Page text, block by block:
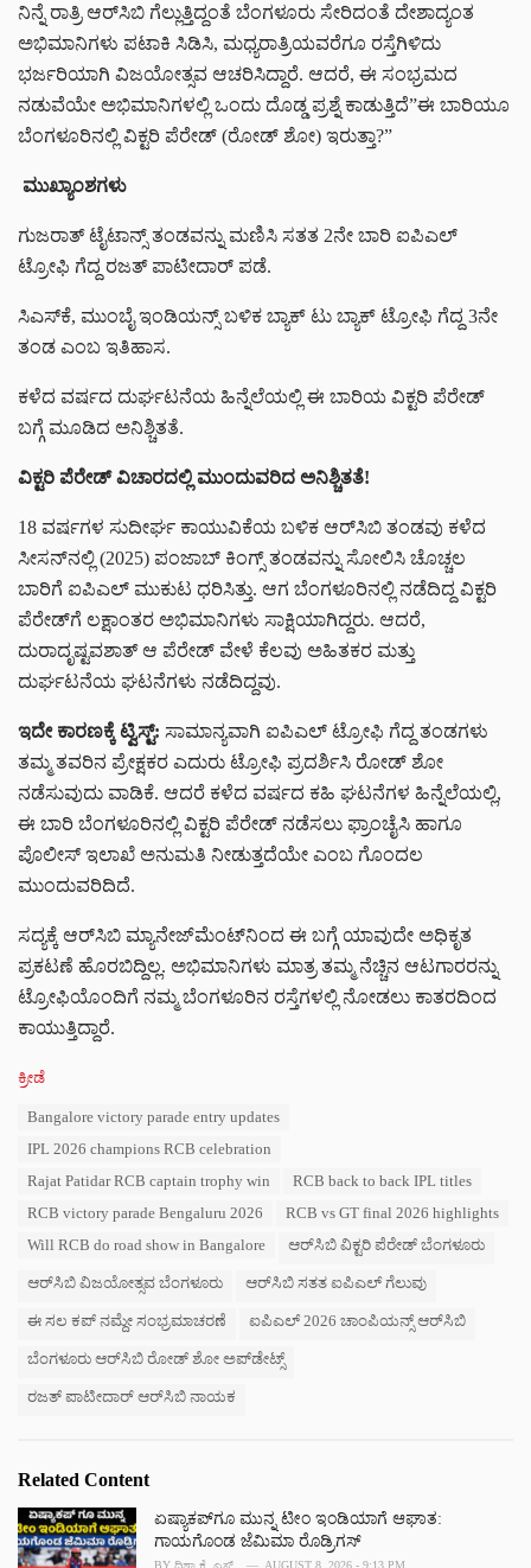
ನಿನ್ನೆ ರಾತ್ರಿ ಆರ್‌ಸಿಬಿ ಗೆಲ್ಲುತ್ತಿದ್ದಂತೆ ಬೆಂಗಳೂರು ಸೇರಿದಂತೆ ದೇಶಾದ್ಯಂತ
ಅಭಿಮಾನಿಗಳು ಪಟಾಕಿ ಸಿಡಿಸಿ, ಮಧ್ಯರಾತ್ರಿಯವರೆಗೂ ರಸ್ತೆಗಿಳಿದು
ಭರ್ಜರಿಯಾಗಿ ವಿಜಯೋತ್ಸವ ಆಚರಿಸಿದ್ದಾರೆ. ಆದರೆ, ಈ ಸಂಭ್ರಮದ
ನಡುವೆಯೇ ಅಭಿಮಾನಿಗಳಲ್ಲಿ ಒಂದು ದೊಡ್ಡ ಪ್ರಶ್ನೆ ಕಾಡುತ್ತಿದೆ”ಈ ಬಾರಿಯೂ
ಬೆಂಗಳೂರಿನಲ್ಲಿ ವಿಕ್ಟರಿ ಪೆರೇಡ್ (ರೋಡ್ ಶೋ) ಇರುತ್ತಾ?”
ಮುಖ್ಯಾಂಶಗಳು
ಗುಜರಾತ್ ಟೈಟಾನ್ಸ್ ತಂಡವನ್ನು ಮಣಿಸಿ ಸತತ 2ನೇ ಬಾರಿ ಐಪಿಎಲ್
ಟ್ರೋಫಿ ಗೆದ್ದ ರಜತ್ ಪಾಟೀದಾರ್ ಪಡೆ.
ಸಿಎಸ್‌ಕೆ, ಮುಂಬೈ ಇಂಡಿಯನ್ಸ್ ಬಳಿಕ ಬ್ಯಾಕ್ ಟು ಬ್ಯಾಕ್ ಟ್ರೋಫಿ ಗೆದ್ದ 3ನೇ
ತಂಡ ಎಂಬ ಇತಿಹಾಸ.
ಕಳೆದ ವರ್ಷದ ದುರ್ಘಟನೆಯ ಹಿನ್ನೆಲೆಯಲ್ಲಿ ಈ ಬಾರಿಯ ವಿಕ್ಟರಿ ಪೆರೇಡ್
ಬಗ್ಗೆ ಮೂಡಿದ ಅನಿಶ್ಚಿತತೆ.
ವಿಕ್ಟರಿ ಪೆರೇಡ್ ವಿಚಾರದಲ್ಲಿ ಮುಂದುವರಿದ ಅನಿಶ್ಚಿತತೆ!
18 ವರ್ಷಗಳ ಸುದೀರ್ಘ ಕಾಯುವಿಕೆಯ ಬಳಿಕ ಆರ್‌ಸಿಬಿ ತಂಡವು ಕಳೆದ
ಸೀಸನ್‌ನಲ್ಲಿ (2025) ಪಂಜಾಬ್ ಕಿಂಗ್ಸ್ ತಂಡವನ್ನು ಸೋಲಿಸಿ ಚೊಚ್ಚಲ
ಬಾರಿಗೆ ಐಪಿಎಲ್ ಮುಕುಟ ಧರಿಸಿತ್ತು. ಆಗ ಬೆಂಗಳೂರಿನಲ್ಲಿ ನಡೆದಿದ್ದ ವಿಕ್ಟರಿ
ಪೆರೇಡ್‌ಗೆ ಲಕ್ಷಾಂತರ ಅಭಿಮಾನಿಗಳು ಸಾಕ್ಷಿಯಾಗಿದ್ದರು. ಆದರೆ,
ದುರಾದೃಷ್ಟವಶಾತ್ ಆ ಪೆರೇಡ್ ವೇಳೆ ಕೆಲವು ಅಹಿತಕರ ಮತ್ತು
ದುರ್ಘಟನೆಯ ಘಟನೆಗಳು ನಡೆದಿದ್ದವು.
ಇದೇ ಕಾರಣಕ್ಕೆ ಟ್ವಿಸ್ಟ್: ಸಾಮಾನ್ಯವಾಗಿ ಐಪಿಎಲ್ ಟ್ರೋಫಿ ಗೆದ್ದ ತಂಡಗಳು
ತಮ್ಮ ತವರಿನ ಪ್ರೇಕ್ಷಕರ ಎದುರು ಟ್ರೋಫಿ ಪ್ರದರ್ಶಿಸಿ ರೋಡ್ ಶೋ
ನಡೆಸುವುದು ವಾಡಿಕೆ. ಆದರೆ ಕಳೆದ ವರ್ಷದ ಕಹಿ ಘಟನೆಗಳ ಹಿನ್ನೆಲೆಯಲ್ಲಿ,
ಈ ಬಾರಿ ಬೆಂಗಳೂರಿನಲ್ಲಿ ವಿಕ್ಟರಿ ಪೆರೇಡ್ ನಡೆಸಲು ಫ್ರಾಂಚೈಸಿ ಹಾಗೂ
ಪೊಲೀಸ್ ಇಲಾಖೆ ಅನುಮತಿ ನೀಡುತ್ತದೆಯೇ ಎಂಬ ಗೊಂದಲ
ಮುಂದುವರಿದಿದೆ.
ಸದ್ಯಕ್ಕೆ ಆರ್‌ಸಿಬಿ ಮ್ಯಾನೇಜ್‌ಮೆಂಟ್‌ನಿಂದ ಈ ಬಗ್ಗೆ ಯಾವುದೇ ಅಧಿಕೃತ
ಪ್ರಕಟಣೆ ಹೊರಬಿದ್ದಿಲ್ಲ. ಅಭಿಮಾನಿಗಳು ಮಾತ್ರ ತಮ್ಮ ನೆಚ್ಚಿನ ಆಟಗಾರರನ್ನು
ಟ್ರೋಫಿಯೊಂದಿಗೆ ನಮ್ಮ ಬೆಂಗಳೂರಿನ ರಸ್ತೆಗಳಲ್ಲಿ ನೋಡಲು ಕಾತರದಿಂದ
ಕಾಯುತ್ತಿದ್ದಾರೆ.
C
ಕ್ರೀಡೆ
Bangalore victory parade entry updates
IPL 2026 champions RCB celebration
Rajat Patidar RCB captain trophy win
RCB back to back IPL titles
RCB victory parade Bengaluru 2026
RCB vs GT final 2026 highlights
Will RCB do road show in Bangalore
ಆರ್‌ಸಿಬಿ ವಿಕ್ಟರಿ ಪೆರೇಡ್ ಬೆಂಗಳೂರು
ಆರ್‌ಸಿಬಿ ವಿಜಯೋತ್ಸವ ಬೆಂಗಳೂರು ಆರ್‌ಸಿಬಿ ಸತತ ಐಪಿಎಲ್ ಗೆಲುವು
ಈ ಸಲ ಕಪ್ ನಮ್ದೇ ಸಂಭ್ರಮಾಚರಣೆ ಐಪಿಎಲ್ 2026 ಚಾಂಪಿಯನ್ಸ್ ಆರ್‌ಸಿಬಿ
ಬೆಂಗಳೂರು ಆರ್‌ಸಿಬಿ ರೋಡ್ ಶೋ ಅಪ್‌ಡೇಟ್ಸ್
ರಜತ್ ಪಾಟೀದಾರ್ ಆರ್‌ಸಿಬಿ ನಾಯಕ
Related Content
ಏಷ್ಯಾಕಪ್‌ಗೂ ಮುನ್ನ ಟೀಂ ಇಂಡಿಯಾಗೆ ಆಘಾತ:
ಗಾಯಗೊಂಡ ಜೆಮಿಮಾ ರೊಡ್ರಿಗಸ್
BY ದಿಶಾ ಕೆ. ಎಸ್. AUGUST 8, 2026 - 9:13 PM